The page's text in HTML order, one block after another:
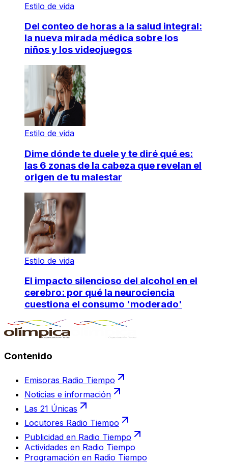
Estilo de vida
Del conteo de horas a la salud integral:
la nueva mirada médica sobre los
niños y los videojuegos
Estilo de vida
Dime dónde te duele y te diré qué es:
las 6 zonas de la cabeza que revelan el
origen de tu malestar
Estilo de vida
El impacto silencioso del alcohol en el
cerebro: por qué la neurociencia
cuestiona el consumo 'moderado'
Contenido
Emisoras Radio Tiempo
Noticias e información
Las 21 Únicas
Locutores Radio Tiempo
Publicidad en Radio Tiempo
Actividades en Radio Tiempo
Programación en Radio Tiempo